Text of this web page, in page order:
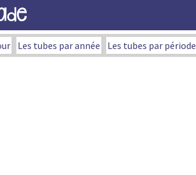
Les tubes par année Les tubes par période